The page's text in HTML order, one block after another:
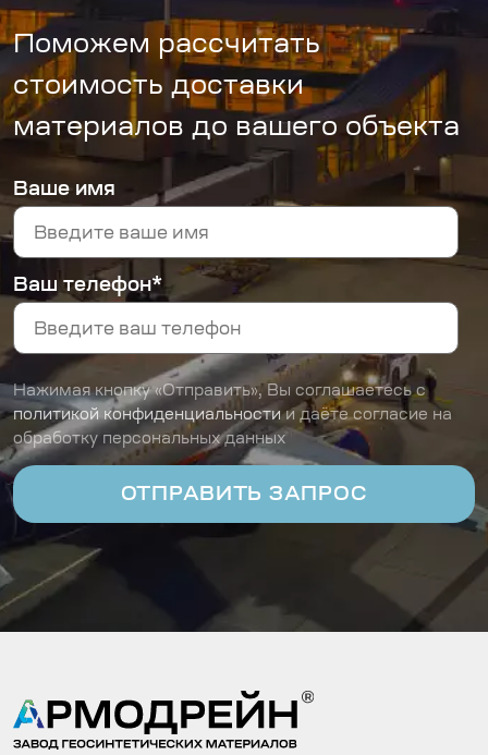
Поможем рассчитать
стоимость доставки
материалов до вашего объекта
Ваше имя
Ваш телефон*
Нажимая кнопку «Отправить», Вы соглашаетесь с
политикой конфиденциальностии даёте согласие на
обработку персональных данных